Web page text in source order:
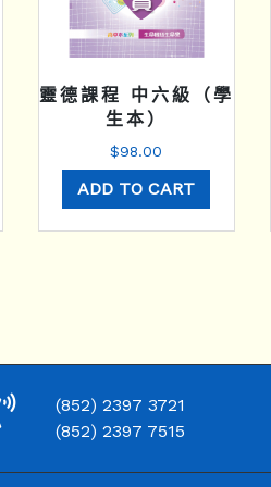
靈德課程 中六級（學
生本）
$98.00
ADD TO CART
(852) 2397 3721
(852) 2397 7515